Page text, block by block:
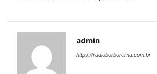
admin
https://radioborborema.com.br